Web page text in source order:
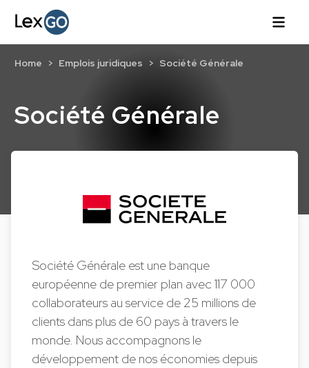
Société Générale
Home Emplois juridiques Société Générale
Société Générale est une banque
européenne de premier plan avec 117 000
collaborateurs au service de 25 millions de
clients dans plus de 60 pays à travers le
monde. Nous accompagnons le
développement de nos économies depuis